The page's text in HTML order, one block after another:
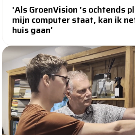
'Als GroenVision 's ochtends
mijn computer staat, kan ik
huis gaan'